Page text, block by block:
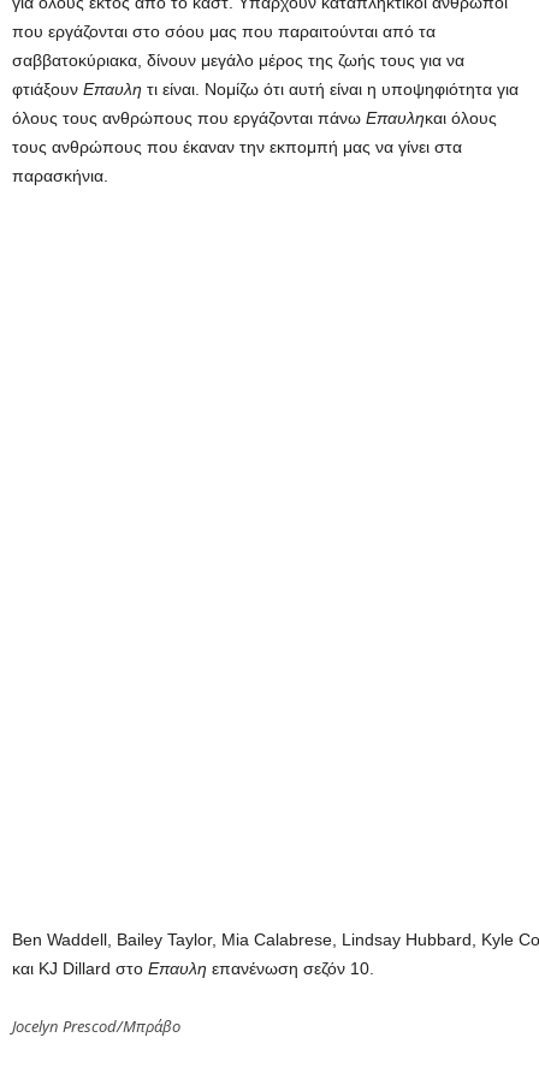
που εργάζονται στο σόου μας που παραιτούνται από τα
σαββατοκύριακα, δίνουν μεγάλο μέρος της ζωής τους για να
φτιάξουν Επαυλη τι είναι. Νομίζω ότι αυτή είναι η υποψηφιότητα για
όλους τους ανθρώπους που εργάζονται πάνω Επαυληκαι όλους
τους ανθρώπους που έκαναν την εκπομπή μας να γίνει στα
παρασκήνια.
Ben Waddell, Bailey Taylor, Mia Calabrese, Lindsay Hubbard, Kyle
και KJ Dillard στο Επαυλη επανένωση σεζόν 10.
Jocelyn Prescod/Μπράβο